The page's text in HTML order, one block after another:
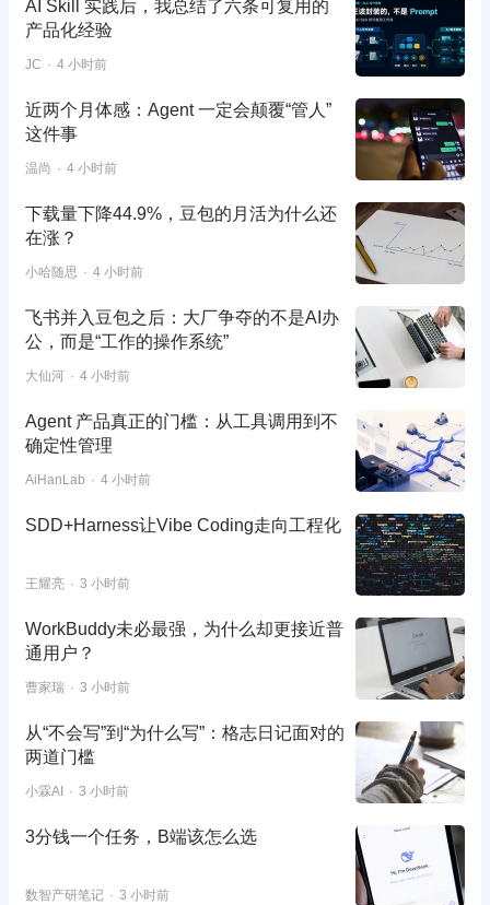
AI Skill 实践后，我总结了六条可复用的
产品化经验
JC 4 小时前
近两个月体感：Agent 一定会颠覆“管人”
这件事
温尚 4 小时前
下载量下降44.9%，豆包的月活为什么还
在涨？
小哈随思 4 小时前
飞书并入豆包之后：大厂争夺的不是AI办
公，而是“工作的操作系统”
大仙河 4 小时前
Agent 产品真正的门槛：从工具调用到不
确定性管理
AiHanLab 4 小时前
SDD+Harness让Vibe Coding走向工程化
王耀亮 3 小时前
WorkBuddy未必最强，为什么却更接近普
通用户？
曹家瑞 3 小时前
从“不会写”到“为什么写”：格志日记面对的
两道门槛
小霖AI 3 小时前
3分钱一个任务，B端该怎么选
数智产研笔记 3 小时前